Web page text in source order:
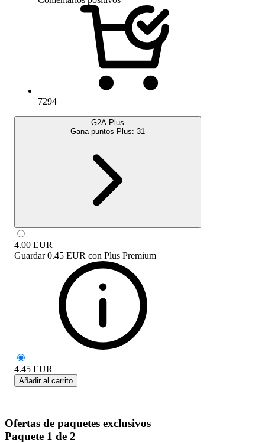
7294
G2A Plus
Gana puntos Plus: 31
4.00 EUR
Guardar 0.45 EUR con Plus Premium
4.45 EUR
Añadir al carrito
Ofertas de paquetes exclusivos
Paquete 1 de 2